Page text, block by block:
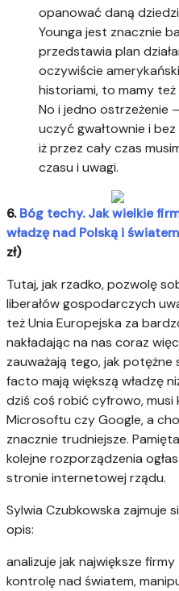
opanować daną
Younga jest znacznie
przedstawia plan
oczywiście
historiami, to mamy
No i jedno ostrzeżenie
uczyć gwałtownie i
iż przez cały czas
czasu i uwagi.
6.Bóg techy. Jak wielkie
władzę nad Polską i światem
zł)
Tutaj, jak rzadko, pozwolę
liberałów gospodarczych
też Unia Europejska za
nakładając na nas coraz
zauważają tego, jak
facto mają większą władzę
dziś coś robić cyfrowo,
Microsoftu czy Google, a
znacznie trudniejsze.
kolejne rozporządzenia
stronie internetowej rządu.
Sylwia Czubkowska zajmuje
opis:
analizuje jak największe
kontrolę nad światem,